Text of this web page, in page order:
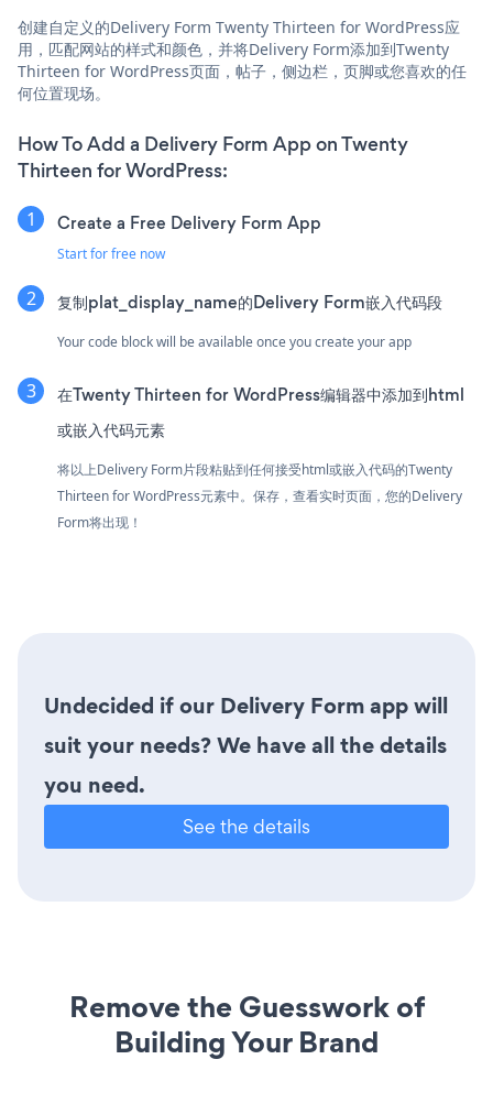
创建自定义的Delivery Form Twenty Thirteen for WordPress应
用，匹配网站的样式和颜色，并将Delivery Form添加到Twenty
Thirteen for WordPress页面，帖子，侧边栏，页脚或您喜欢的任
何位置现场。
How To Add a Delivery Form App on Twenty
Thirteen for WordPress:
Create a Free Delivery Form App
Start for free now
复制plat_display_name的Delivery Form嵌入代码段
Your code block will be available once you create your app
在Twenty Thirteen for WordPress编辑器中添加到html
或嵌入代码元素
将以上Delivery Form片段粘贴到任何接受html或嵌入代码的Twenty
Thirteen for WordPress元素中。保存，查看实时页面，您的Delivery
Form将出现！
Undecided if our Delivery Form app will
suit your needs? We have all the details
you need.
See the details
Remove the Guesswork of
Building Your Brand